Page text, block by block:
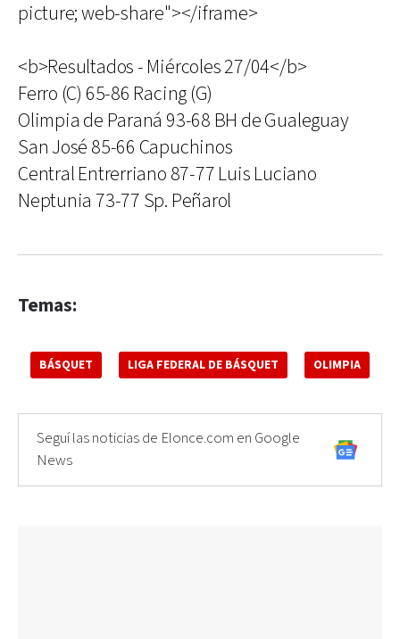
picture; web-share"></iframe>
<b>Resultados - Miércoles 27/04</b>
Ferro (C) 65-86 Racing (G)
Olimpia de Paraná 93-68 BH de Gualeguay
San José 85-66 Capuchinos
Central Entrerriano 87-77 Luis Luciano
Neptunia 73-77 Sp. Peñarol
Temas:
BÁSQUET LIGA FEDERAL DE BÁSQUET OLIMPIA
Seguí las noticias de Elonce.com en Google
News